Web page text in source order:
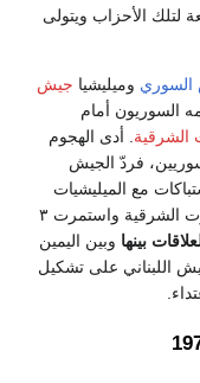
لتلك الأحزاب ويتولى
السوري وميليشيا جيش
السوريون أمام
الشرقية . أدى الهجوم
الجنود السوريين، فردّ الجيش
مع الميليشيات
المسيحية امتدت إلى مناطق مختلفة من بيروت الشرقية واستمرت ٣
بينها وبين اليمين
اللبناني على تشكيل